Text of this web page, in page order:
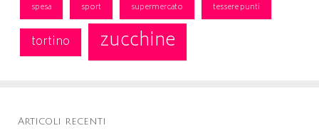
spesa sport supermercato tessere punti
tortino zucchine
Articoli recenti